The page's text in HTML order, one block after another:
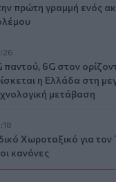
πρώτη γραμμή ενός
παντού, 6G στον
η Ελλάδα στη
μετάβαση
Χωροταξικό για τον
κανόνες